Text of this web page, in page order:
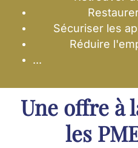
Sécuriser les
Réduire
...
Une offre à
les